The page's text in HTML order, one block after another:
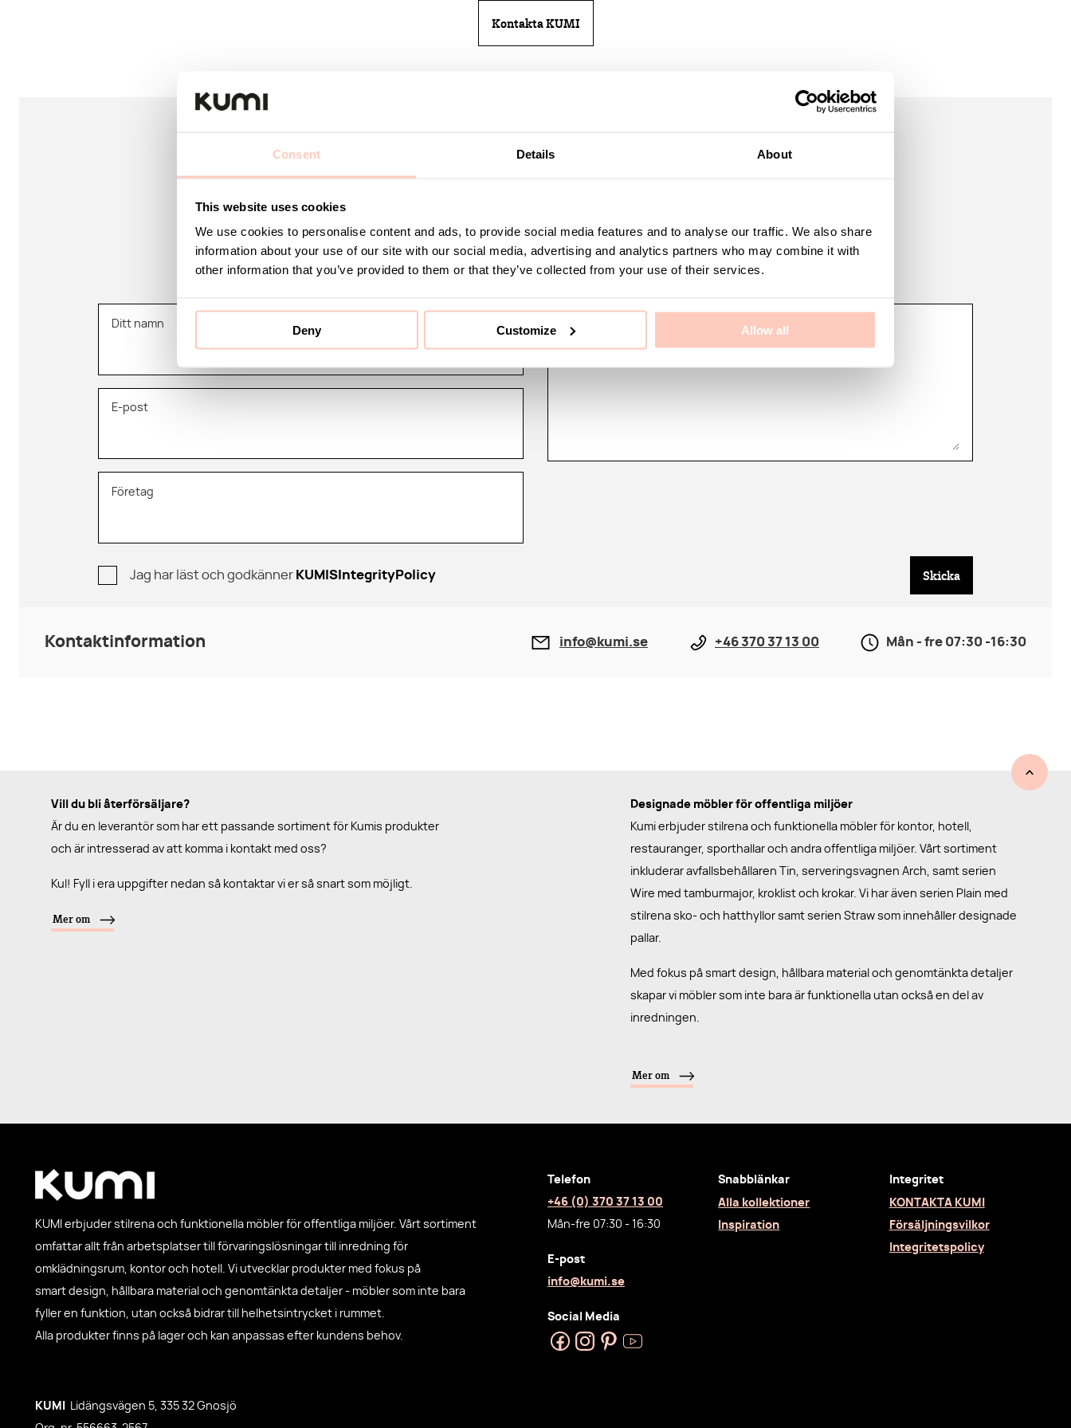
Consent Details About
This website uses cookies
We use cookies to personalise content and ads, to provide social media features and to analyse our traffic. We also share
information about your use of our site with our social media, advertising and analytics partners who may combine it with
other information that you’ve provided to them or that they’ve collected from your use of their services.
Deny Customize Allow all
Kontakta KUMI
Kontakta KUMI
Är ni ute efter en specifik produkt eller kanske en helhetslösning just för er? Vi hjälper er med allt från
Vi finns här som ett team hela vägen så ni kan känna er trygga med hjälp och support.
Ditt namn
E-post
Företag
Jag har läst och godkänner KUMISIntegrityPolicy Skicka
Kontaktinformation info@kumi.se +46 370 37 13 00 Mån - fre 07:30 -16:30
Vill du bli återförsäljare?
Är du en leverantör som har ett passande sortiment för Kumis produkter
och är intresserad av att komma i kontakt med oss?
Kul! Fyll i era uppgifter nedan så kontaktar vi er så snart som möjligt.
Mer om
Designade möbler för offentliga miljöer
Kumi erbjuder stilrena och funktionella möbler för kontor, hotell,
restauranger, sporthallar och andra offentliga miljöer. Vårt sortiment
inkluderar avfallsbehållaren Tin, serveringsvagnen Arch, samt serien
Wire med tamburmajor, kroklist och krokar. Vi har även serien Plain med
stilrena sko- och hatthyllor samt serien Straw som innehåller designade
pallar.
Med fokus på smart design, hållbara material och genomtänkta detaljer
skapar vi möbler som inte bara är funktionella utan också en del av
inredningen.
Mer om
KUMI erbjuder stilrena och funktionella möbler för offentliga miljöer. Vårt sortiment
omfattar allt från arbetsplatser till förvaringslösningar till inredning för
omklädningsrum, kontor och hotell. Vi utvecklar produkter med fokus på
smart design, hållbara material och genomtänkta detaljer - möbler som inte bara
fyller en funktion, utan också bidrar till helhetsintrycket i rummet.
Alla produkter finns på lager och kan anpassas efter kundens behov.
KUMI
Lidängsvägen 5, 335 32 Gnosjö
Telefon
+46 (0) 370 37 13 00
Mån-fre 07:30 - 16:30
E-post
info@kumi.se
Social Media
Snabblänkar
Alla kollektioner
Inspiration
Integritet
KONTAKTA KUMI
Försäljningsvilkor
Integritetspolicy